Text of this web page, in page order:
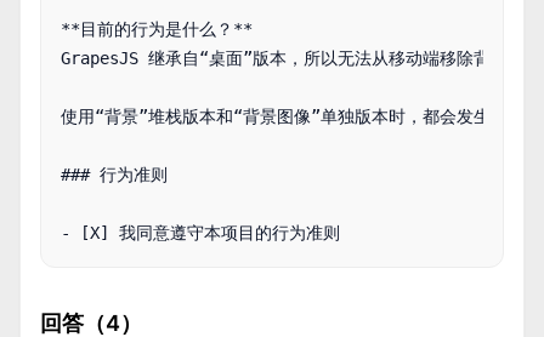
**目前的行为是什么？**
GrapesJS 继承自“桌面”版本，所以无法从移动端移除背景。
使用“背景”堆栈版本和“背景图像”单独版本时，都会发生这种
### 行为准则
回答（4）